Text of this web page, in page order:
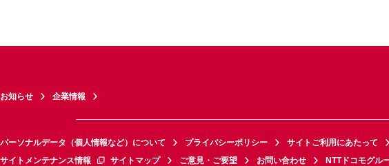
お知らせ 企業情報
パーソナルデータ（個人情報など）について プライバシーポリシー サイトご利用にあたって
サイトメンテナンス情報
サイトマップ ご意見・ご要望 お問い合わせ NTTドコモグル